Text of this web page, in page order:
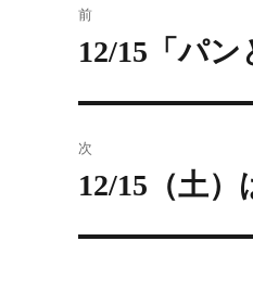
稿
ナ
ゲ
ー
シ
ョ
ン
前
過
の
投
12/15「パ
次
次
投
12/15（土